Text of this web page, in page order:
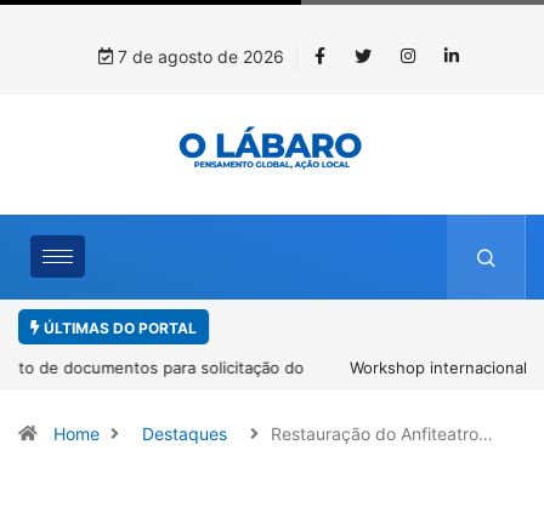
7 de agosto de 2026
ÚLTIMAS DO PORTAL
Workshop internacional debate futuro da piscicultura com
Home Destaques Restauração do Anfiteatro…